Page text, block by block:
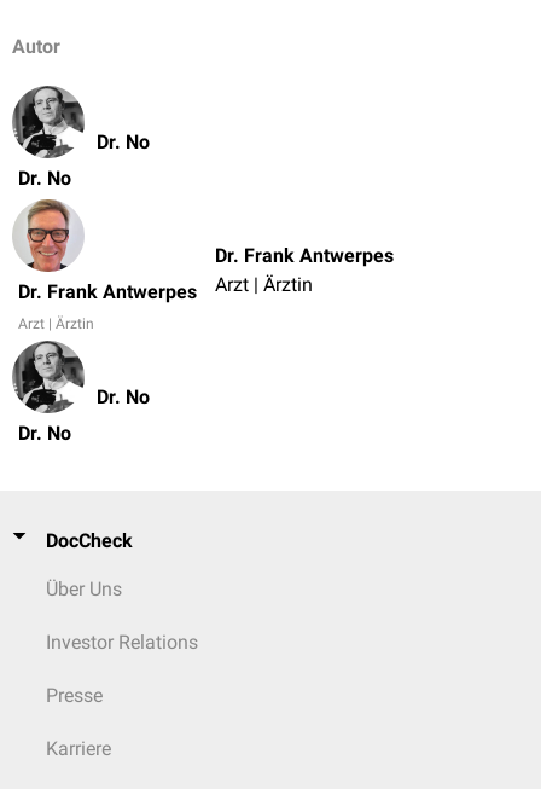
Autor
Dr. No
Dr. No
Dr. Frank Antwerpes
Arzt | Ärztin
Dr. Frank Antwerpes
Arzt | Ärztin
Dr. No
Dr. No
DocCheck
Über Uns
Investor Relations
Presse
Karriere